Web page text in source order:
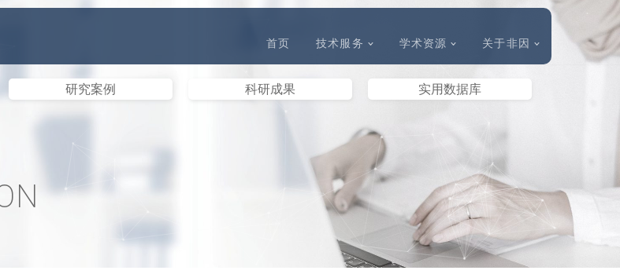
首页 技术服务 学术资源 关于非因
研究案例 科研成果 实用数据库